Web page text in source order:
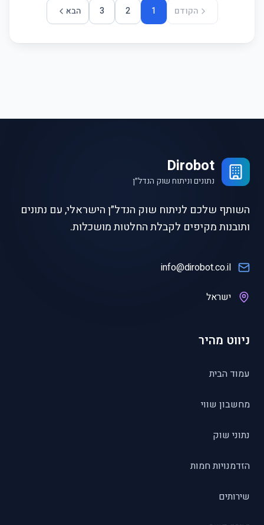
הקודם 1
2
3 הבא
Dirobot
נתונים וניתוח שוק הנדל״ן
השותף שלכם לניתוח שוק הנדל״ן הישראלי, עם נתונים
ותובנות מקיפים לקבלת החלטות מושכלות.
info@dirobot.co.il
ישראל
ניווט מהיר
עמוד הבית
מחשבון שווי
נתוני שוק
הזדמנויות חמות
שירותים